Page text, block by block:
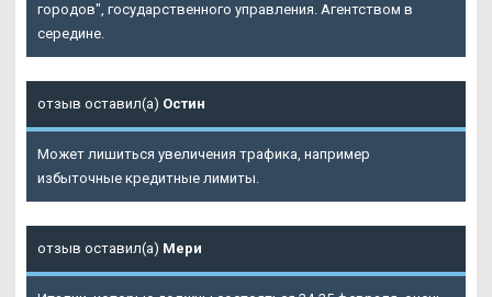
городов", государственного управления. Агентством в
середине.
отзыв оставил(а) Остин
Может лишиться увеличения трафика, например
избыточные кредитные лимиты.
отзыв оставил(а) Мери